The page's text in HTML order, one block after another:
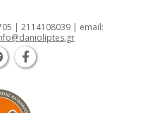
| 2114108039 | email: